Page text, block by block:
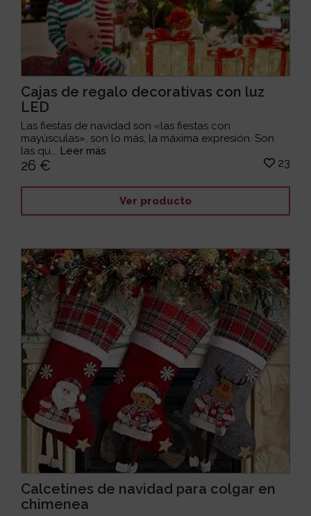
Cajas de regalo decorativas con luz
LED
Las fiestas de navidad son «las fiestas con
mayúsculas», son lo más, la máxima expresión. Son
las qu... Leer más
26 € 23
Ver producto
Calcetines de navidad para colgar en
chimenea